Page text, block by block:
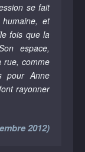
se fait
humaine, et
fois que la
espace,
rue, comme
pour Anne
rayonner
2012)